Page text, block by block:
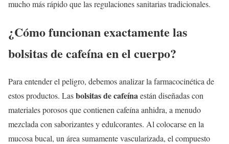
mucho más rápido que las regulaciones sanitarias tradicionales.
¿Cómo funcionan exactamente las
bolsitas de cafeína en el cuerpo?
Para entender el peligro, debemos analizar la farmacocinética de
estos productos. Lasbolsitas de cafeínaestán diseñadas con
materiales porosos que contienen cafeína anhidra, a menudo
mezclada con saborizantes y edulcorantes. Al colocarse en la
mucosa bucal, un área sumamente vascularizada, el compuesto